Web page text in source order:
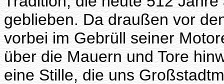
geblieben. Da draußen vor
vorbei im Gebrüll seiner
über die Mauern und Tore
eine Stille, die uns